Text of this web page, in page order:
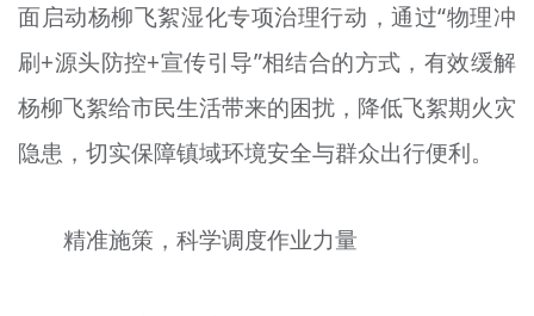
榜样人物
+
身边好人
文明评论
面启动杨柳飞絮湿化专项治理行动，通过“物理冲
刷+源头防控+宣传引导”相结合的方式，有效缓解
杨柳飞絮给市民生活带来的困扰，降低飞絮期火灾
隐患，切实保障镇域环境安全与群众出行便利。
精准施策，科学调度作业力量